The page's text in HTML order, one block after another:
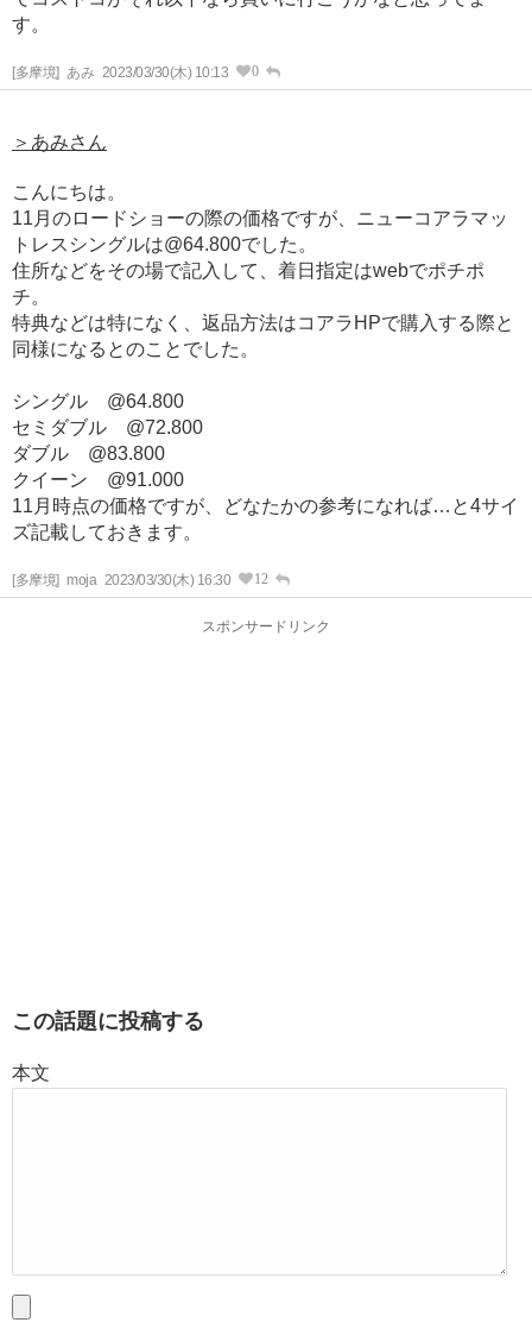
す。
[多摩境] あみ 2023/03/30(木) 10:13 0
＞あみさん
こんにちは。
11月のロードショーの際の価格ですが、ニューコアラマッ
トレスシングルは@64.800でした。
住所などをその場で記入して、着日指定はwebでポチポ
チ。
特典などは特になく、返品方法はコアラHPで購入する際と
同様になるとのことでした。
シングル @64.800
セミダブル @72.800
ダブル @83.800
クイーン @91.000
11月時点の価格ですが、どなたかの参考になれば…と4サイ
ズ記載しておきます。
[多摩境] moja 2023/03/30(木) 16:30 12
スポンサードリンク
この話題に投稿する
本文